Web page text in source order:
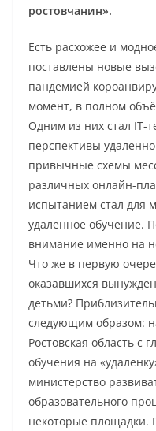
ростовчанин».
Есть расхожее и
поставлены новые
пандемией
момент, в полном
Одним из них стал IT-
перспективы
привычные схемы
различных онлайн-
испытанием стал для
удаленное обучение.
внимание именно на
Что же в первую
оказавшихся
детьми?
следующим образом:
Ростовская область с
обучения на
министерство
образовательного
некоторые площадки.